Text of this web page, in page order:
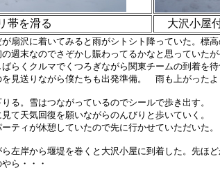
帯を滑る 大沢小屋
扇沢に着いてみると雨がシトシト降っていた。標高
週末なのでさぞかし賑わってるかなと思っていたが
らくクルマでくつろぎながら関東チームの到着を待
見送りながら僕たちも出発準備。 雨も上がったよ
る。雪はつながっているのでシールで歩き出す。
て天気回復を願いながらのんびりと歩いていく。
ティが休憩していたので先に行かせていただいた。
左岸から堰堤を巻くと大沢小屋に到着した。先ほど
ら・・・